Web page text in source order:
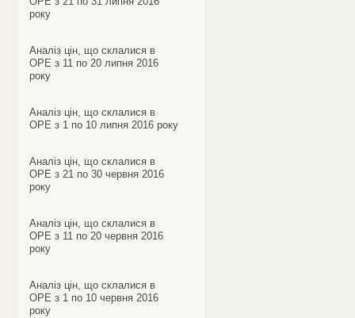
року
Аналіз цін, що склалися в
ОРЕ з 11 по 20 липня 2016
року
Аналіз цін, що склалися в
ОРЕ з 1 по 10 липня 2016 року
Аналіз цін, що склалися в
ОРЕ з 21 по 30 червня 2016
року
Аналіз цін, що склалися в
ОРЕ з 11 по 20 червня 2016
року
Аналіз цін, що склалися в
ОРЕ з 1 по 10 червня 2016
року